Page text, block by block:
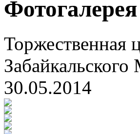
Фотогалерея
Торжественная
30.05.2014